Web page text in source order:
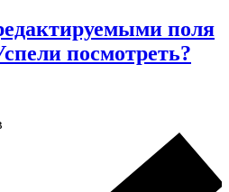
поля
посмотреть?